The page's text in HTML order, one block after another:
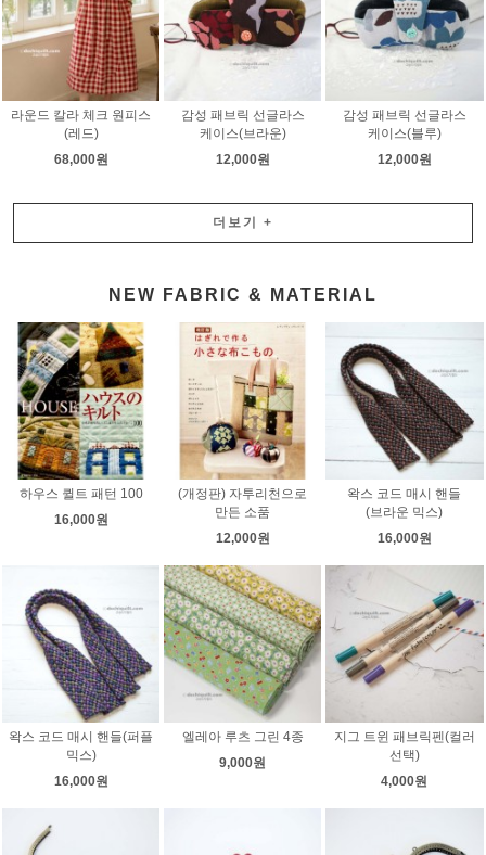
라운드 칼라 체크 원피스
(레드)
68,000원
감성 패브릭 선글라스
케이스(브라운)
12,000원
감성 패브릭 선글라스
케이스(블루)
12,000원
더보기 +
NEW FABRIC & MATERIAL
하우스 퀼트 패턴 100
16,000원
(개정판) 자투리천으로
만든 소품
12,000원
왁스 코드 매시 핸들
(브라운 믹스)
16,000원
왁스 코드 매시 핸들(퍼플
믹스)
16,000원
엘레아 루츠 그린 4종
9,000원
지그 트윈 패브릭펜(컬러
선택)
4,000원